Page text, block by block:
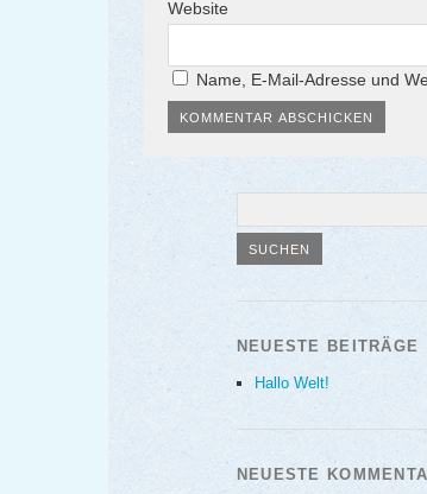
Website
Name, E-Mail-Adresse und
NEUESTE BEITRÄGE
Hallo Welt!
NEUESTE